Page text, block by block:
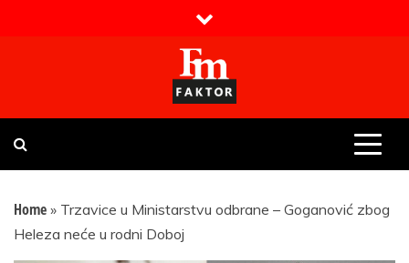
Faktor magazin
Uvijek presudan
Home » Trzavice u Ministarstvu odbrane – Goganović zbog
Heleza neće u rodni Doboj